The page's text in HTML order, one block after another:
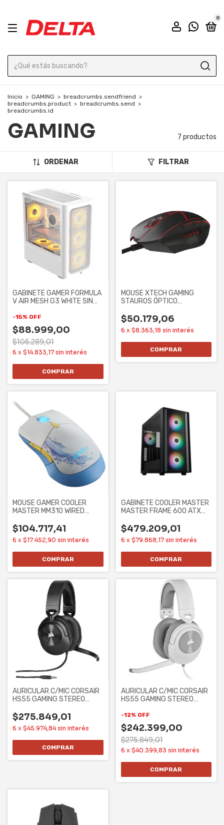
0
Inicio > GAMING > breadcrumbs.sendfriend >
breadcrumbs.product > breadcrumbs.send >
breadcrumbs.id
GAMING 7 productos
ORDENAR FILTRAR
GABINETE GAMER FORMULA
V AIR MESH G3 WHITE SIN
-15% OFF
$88.999,00
$105.289,01
6 x $14.833,17 sin interés
MOUSE XTECH GAMING
STAUROS ÓPTICO
7200
$50.179,06
6 x $8.363,18 sin interés
MOUSE GAMER COOLER
MASTER MM310 WIRED
$104.717,41
6 x $17.452,90 sin interés
GABINETE COOLER MASTER
MASTER FRAME 600 ATX
$479.209,01
6 x $79.868,17 sin interés
AURICULAR C/MIC CORSAIR
HS55 GAMING STEREO
$275.849,01
6 x $45.974,84 sin interés
AURICULAR C/MIC CORSAIR
HS55 GAMING STEREO
-12% OFF
$242.399,00
$275.849,01
6 x $40.399,83 sin interés